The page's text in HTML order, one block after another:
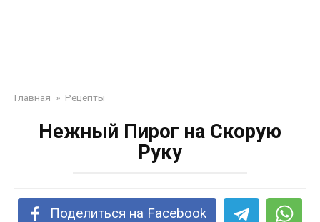
Главная » Рецепты
Нежный Пирог на Скорую
Руку
Поделиться на Facebook